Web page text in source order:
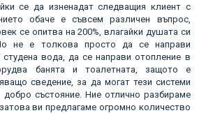
се да изненадат следващия клиент с
обаче е съвсем различен въпрос,
се опитва на 200%, влагайки душата си
не е толкова просто да се направи
вода, да се направи отопление в
банята и тоалетната, защото е
сведение, за да могат тези системи
състояние. Ние отлично разбираме
ви предлагаме огромно количество